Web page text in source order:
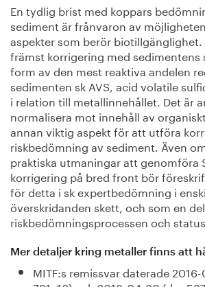
En tydlig brist med koppars
sediment är frånvaron av
aspekter som berör
främst korrigering med sedimentens
form av den mest reaktiva andelen
sedimenten sk AVS, acid volatile
i relation till metallinnehållet. Det är
normalisera mot innehåll av
annan viktig aspekt för att utföra
riskbedömning av sediment. Även
praktiska utmaningar att genomföra
korrigering på bred front bör
för detta i sk expertbedömning i
överskridanden skett, och som en
riskbedömningsprocessen och
Mer detaljer kring metaller finns att
MITF:s remissvar daterade